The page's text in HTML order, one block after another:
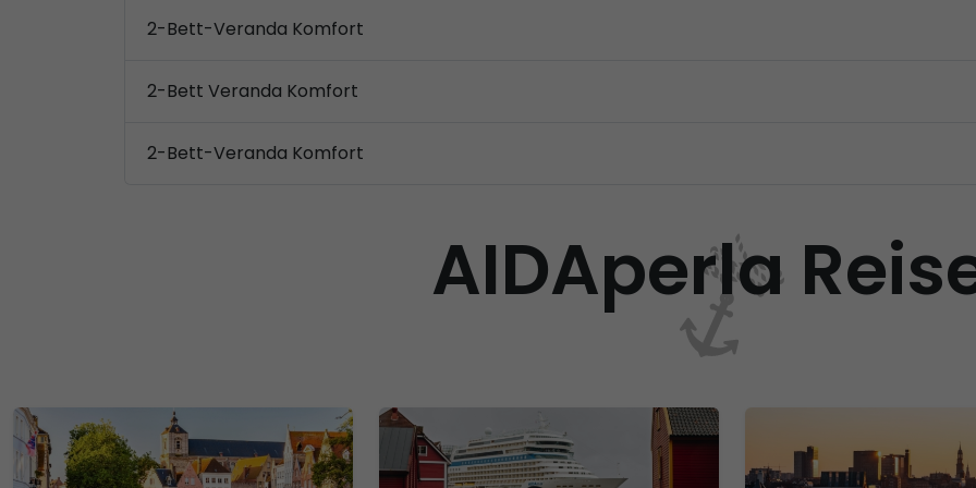
2-Bett-Veranda Komfort
2-Bett Veranda Komfort
2-Bett-Veranda Komfort
AIDAperla